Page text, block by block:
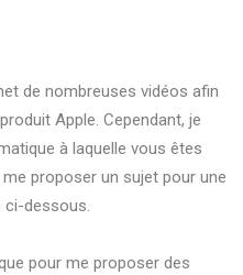
de nombreuses vidéos afin
Apple. Cependant, je
à laquelle vous êtes
proposer un sujet pour une
ci-dessous.
pour me proposer des